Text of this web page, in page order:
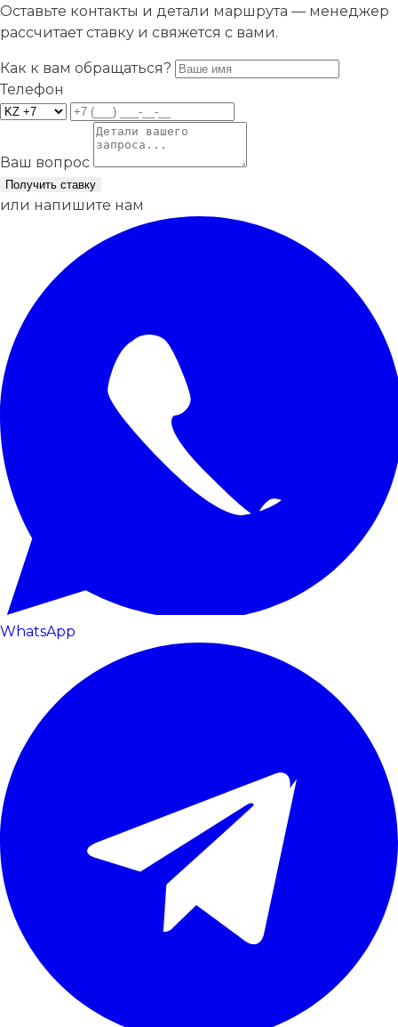
Оставьте контакты и детали маршрута — менеджер
рассчитает ставку и свяжется с вами.
Как к вам обращаться?
Телефон
Ваш вопрос
Получить ставку
или напишите нам
WhatsApp